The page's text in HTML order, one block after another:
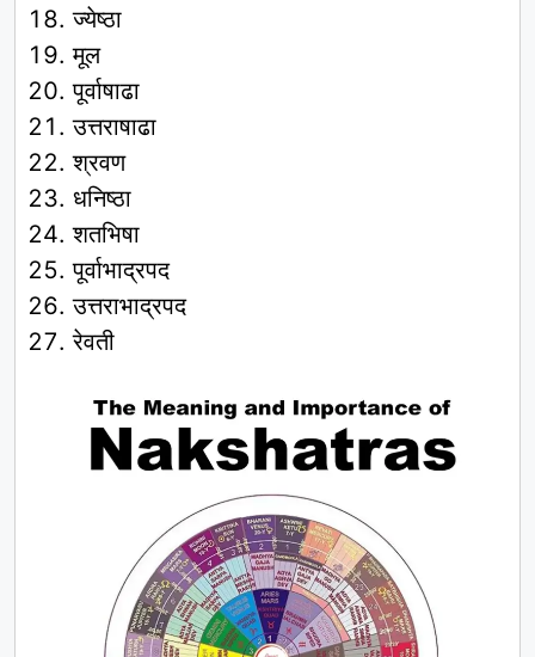
ज्येष्ठा
मूल
पूर्वाषाढा
उत्तराषाढा
श्रवण
धनिष्ठा
शतभिषा
पूर्वाभाद्रपद
उत्तराभाद्रपद
रेवती